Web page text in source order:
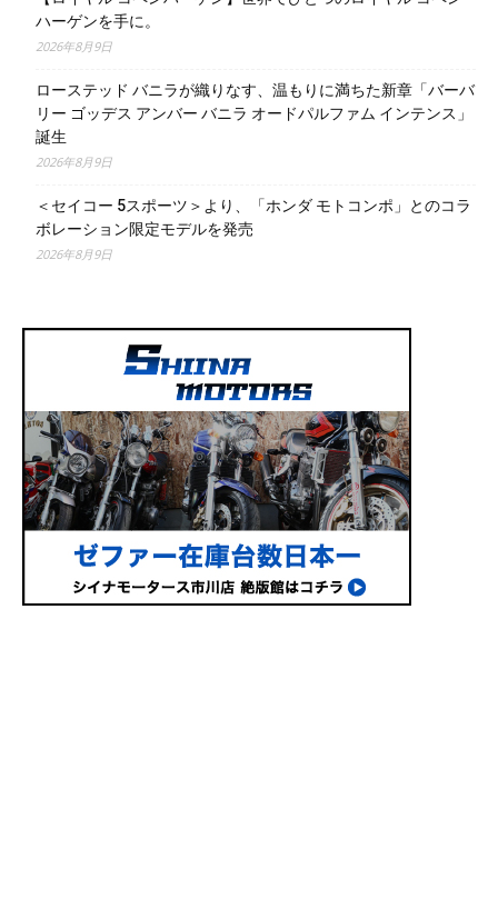
ハーゲンを手に。
2026年8月9日
ローステッド バニラが織りなす、温もりに満ちた新章「バーバ
リー ゴッデス アンバー バニラ オードパルファム インテンス」
誕生
2026年8月9日
＜セイコー 5スポーツ＞より、「ホンダ モトコンポ」とのコラ
ボレーション限定モデルを発売
2026年8月9日